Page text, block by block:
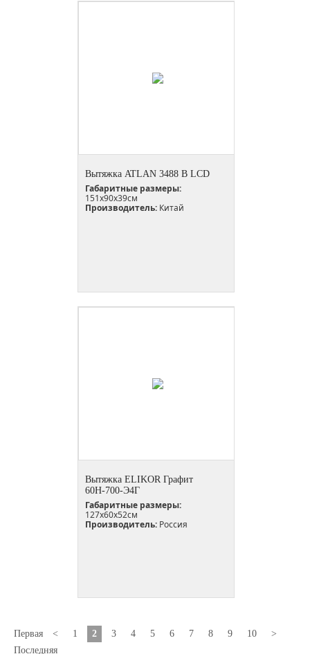
Вытяжка ATLAN 3488 B LCD
Габаритные размеры:
151х90х39см
Производитель: Китай
Вытяжка ELIKOR Графит
60Н-700-Э4Г
Габаритные размеры:
127х60х52см
Производитель: Россия
Первая < 1 2 3 4 5 6 7 8 9 10
>
Последняя